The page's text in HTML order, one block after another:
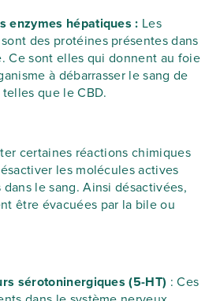
enzymes hépatiques : Les
des protéines présentes dans
Ce sont elles qui donnent au foie
à débarrasser le sang de
que le CBD.
certaines réactions chimiques
les molécules actives
le sang. Ainsi désactivées,
être évacuées par la bile ou
sérotoninergiques (5-HT) : Ces